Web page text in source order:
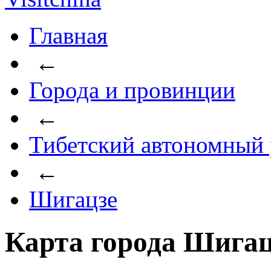
Главная
←
Города и провинции
←
Тибетский автономный
←
Шигацзе
Карта города